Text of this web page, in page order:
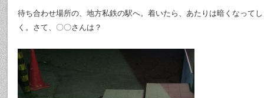
待ち合わせ場所の、地方私鉄の駅へ。着いたら、あたりは暗くなって
く。さて、〇〇さんは？